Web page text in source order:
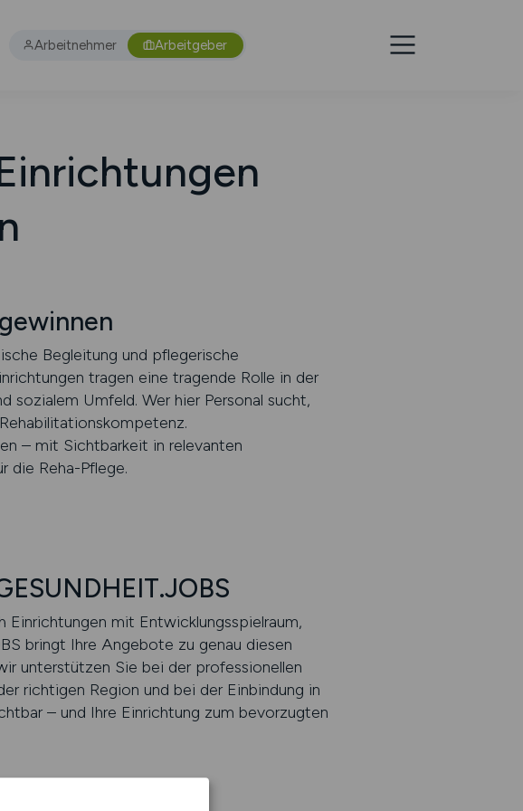
Arbeitnehmer Arbeitgeber
Begleitung und pflegerische
tragen eine tragende Rolle in der
sozialem Umfeld. Wer hier Personal sucht,
– mit Sichtbarkeit in relevanten
die Reha-Pflege.
mit Entwicklungsspielraum,
bringt Ihre Angebote zu genau diesen
unterstützen Sie bei der professionellen
richtigen Region und bei der Einbindung in
– und Ihre Einrichtung zum bevorzugten